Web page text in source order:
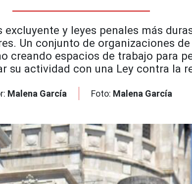
y leyes penales más
Un conjunto de organizaciones
creando espacios de trabajo para
su actividad con una Ley contra la
Malena García Foto: Malena García